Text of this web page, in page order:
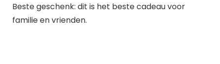
Beste geschenk: dit is het beste cadeau voor
familie en vrienden.